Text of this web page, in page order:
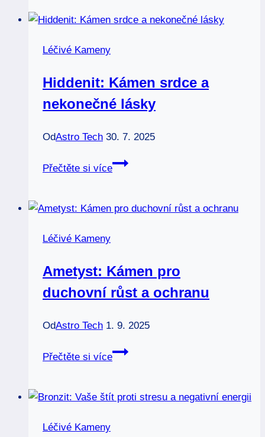
lásku
Léčivé Kameny
Hiddenit: Kámen srdce a
nekonečné lásky
OdAstro Tech 30. 7. 2025
Přečtěte si více
Hiddenit:
a
Léčivé Kameny
Ametyst: Kámen pro
duchovní růst a ochranu
OdAstro Tech 1. 9. 2025
Přečtěte si více
Ametyst:
duchovní
Léčivé Kameny